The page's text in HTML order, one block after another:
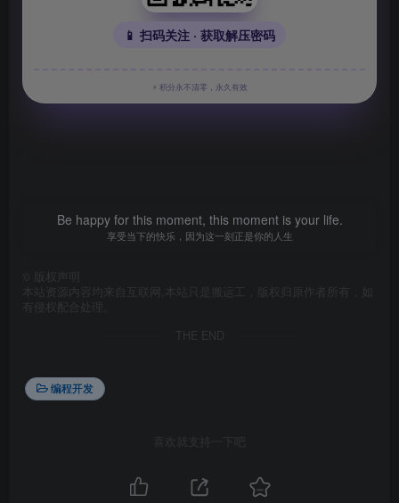
📱 扫码关注 · 获取解压密码
⚡ 积分永不清零，永久有效
Be happy for this moment, this moment is your life.
享受当下的快乐，因为这一刻正是你的人生
版权声明
本站资源内容均来自互联网,本站只是搬运工，版权归原作者所有，如
有侵权配合处理。
THE END
编程开发
喜欢就支持一下吧